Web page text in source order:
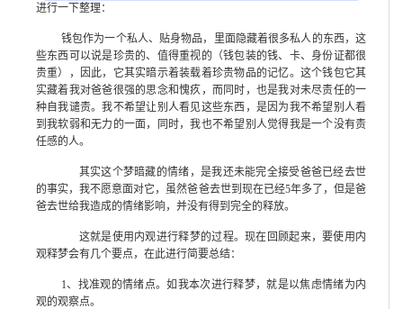
进行一下整理：
钱包作为一个私人、贴身物品，里面隐藏着很多私人的东西，这
些东西可以说是珍贵的、值得重视的（钱包装的钱、卡、身份证都很
贵重），因此，它其实暗示着装载着珍贵物品的记忆。这个钱包它其
实藏着我对爸爸很强的思念和愧疚，而同时，也是我对未尽责任的一
种自我谴责。我不希望让别人看见这些东西，是因为我不希望别人看
到我软弱和无力的一面，同时，我也不希望别人觉得我是一个没有责
任感的人。
其实这个梦暗藏的情绪，是我还未能完全接受爸爸已经去世
的事实，我不愿意面对它，虽然爸爸去世到现在已经5年多了，但是爸
爸去世给我造成的情绪影响，并没有得到完全的释放。
这就是使用内观进行释梦的过程。现在回顾起来，要使用内
观释梦会有几个要点，在此进行简要总结：
1、找准观的情绪点。如我本次进行释梦，就是以焦虑情绪为内
观的观察点。